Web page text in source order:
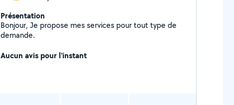
Présentation
Bonjour, Je propose mes services pour tout type de
demande.
Aucun avis pour l'instant